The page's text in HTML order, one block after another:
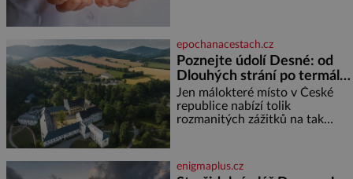
jméno kolegy z práce. Nebo
marně v paměti lovíte název
knížky, kterou jste nedávno
přečetli. Je to opravdu tak, s
věkem jako kdyby se paměť
rozhodla stávkovat. Cvičte
epochanacestach.cz
Poznejte údolí Desné: od
Dlouhých strání po termální
prameny
Jen málokteré místo v České
republice nabízí tolik
rozmanitých zážitků na tak
jediného dne můžete
nahlédnout do útrob jedné z
enigmaplus.cz